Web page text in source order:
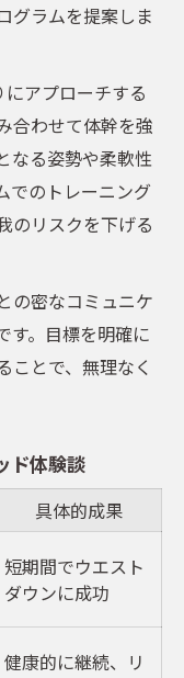
グラムを提案しま
アプローチする
合わせて体幹を強
なる姿勢や柔軟性
でのトレーニング
のリスクを下げる
の密なコミュニケ
す。目標を明確に
ことで、無理なく
ド体験談
具体的成果
短期間でウエスト
ダウンに成功
健康的に継続、リ